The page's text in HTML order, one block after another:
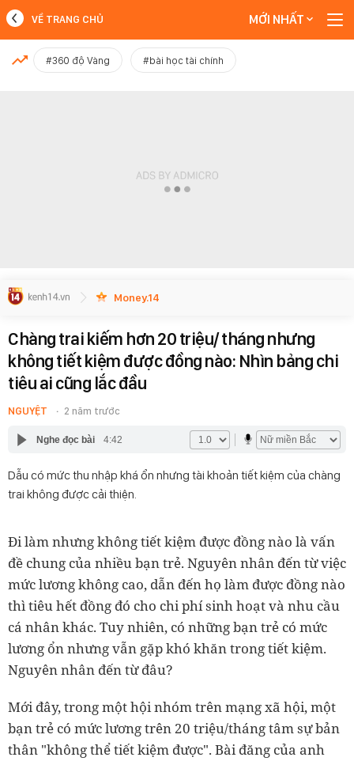
MỚI NHẤT
VỀ TRANG CHỦ MỚI NHẤT
#360 độ Vàng #bài học tài chính
Money.14
Chàng trai kiếm hơn 20 triệu/ tháng nhưng
không tiết kiệm được đồng nào: Nhìn bảng chi
tiêu ai cũng lắc đầu
NGUYỆT 2 năm trước
Nghe đọc bài 4:42
Dẫu có mức thu nhập khá ổn nhưng tài khoản tiết kiệm của chàng
trai không được cải thiện.
Đi làm nhưng không tiết kiệm được đồng nào là vấn
đề chung của nhiều bạn trẻ. Nguyên nhân đến từ việc
mức lương không cao, dẫn đến họ làm được đồng nào
thì tiêu hết đồng đó cho chi phí sinh hoạt và nhu cầu
cá nhân khác. Tuy nhiên, có những bạn trẻ có mức
lương ổn nhưng vẫn gặp khó khăn trong tiết kiệm.
Nguyên nhân đến từ đâu?
Mới đây, trong một hội nhóm trên mạng xã hội, một
bạn trẻ có mức lương trên 20 triệu/tháng tâm sự bản
thân "không thể tiết kiệm được". Bài đăng của anh